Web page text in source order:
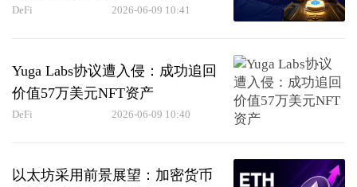
美元而波卡币大幅削减通胀
DeFi 2026-06-09 10:41
Yuga Labs协议遭入侵：成功追回
价值57万美元NFT资产
DeFi 2026-06-09 10:40
以太坊采用前景展望：加密货币